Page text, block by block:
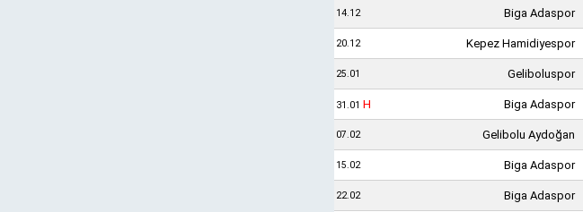
14.12 Biga Adaspor
20.12 Kepez Hamidiyespor
25.01 Geliboluspor
31.01 H Biga Adaspor
07.02 Gelibolu Aydoğan
15.02 Biga Adaspor
22.02 Biga Adaspor